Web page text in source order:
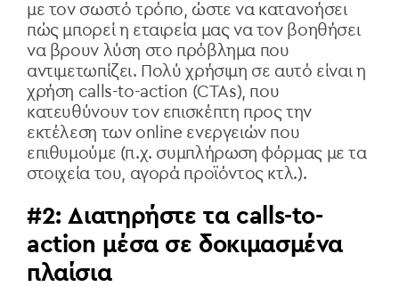
με τον σωστό τρόπο, ώστε να κατανοήσει
πώς μπορεί η εταιρεία μας να τον βοηθήσει
να βρουν λύση στο πρόβλημα που
αντιμετωπίζει. Πολύ χρήσιμη σε αυτό είναι η
χρήση calls-to-action (CTAs), που
κατευθύνουν τον επισκέπτη προς την
εκτέλεση των online ενεργειών που
επιθυμούμε (π.χ. συμπλήρωση φόρμας με τα
στοιχεία του, αγορά προϊόντος κτλ.).
#2: Διατηρήστε τα calls-to-
action μέσα σε δοκιμασμένα
πλαίσια